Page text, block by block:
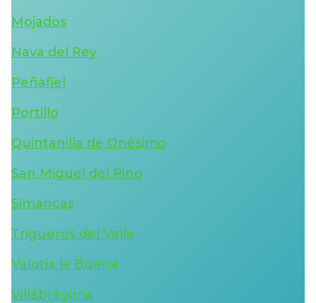
Mojados
Nava del Rey
Peñafiel
Portillo
Quintanilla de Onésimo
San Miguel del Pino
Simancas
Trigueros del Valle
Valoria la Buena
Villabrágima